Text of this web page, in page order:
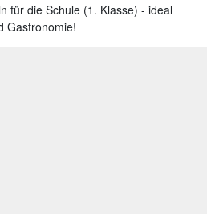
für die Schule (1. Klasse) - ideal
Gastronomie!